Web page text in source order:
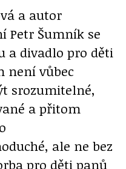
a autor
Petr Šumník se
a divadlo pro děti
není vůbec
srozumitelné,
a přitom
ale ne bez
pro děti panů